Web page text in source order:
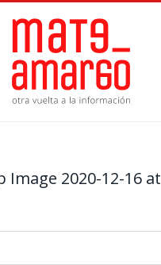
Image 2020-12-16 at